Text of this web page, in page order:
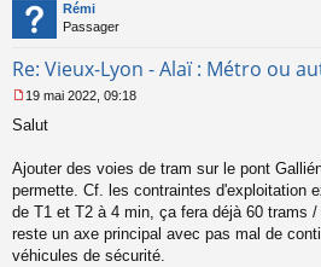
Rémi
Passager
Re: Vieux-Lyon - Alaï : Métro ou
e
s
g
e
n
o
19 mai 2022, 09:18
Salut
Ajouter des voies de tram sur le pont
permette. Cf. les contraintes d'exploitation
de T1 et T2 à 4 min, ça fera déjà 60 trams
reste un axe principal avec pas mal de
véhicules de sécurité.